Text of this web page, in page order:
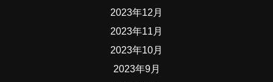
2023年12月
2023年11月
2023年10月
2023年9月